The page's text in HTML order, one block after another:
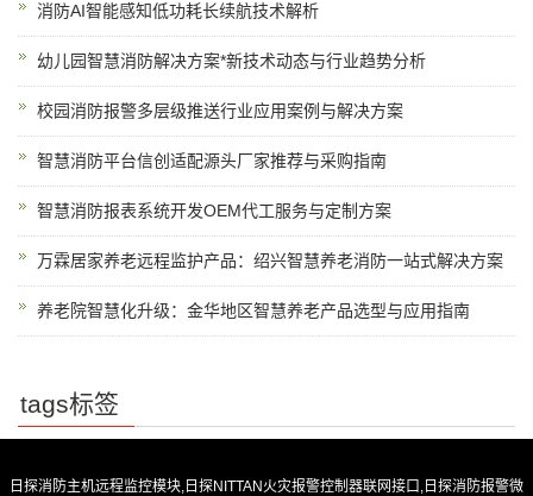
消防AI智能感知低功耗长续航技术解析
幼儿园智慧消防解决方案*新技术动态与行业趋势分析
校园消防报警多层级推送行业应用案例与解决方案
智慧消防平台信创适配源头厂家推荐与采购指南
智慧消防报表系统开发OEM代工服务与定制方案
万霖居家养老远程监护产品：绍兴智慧养老消防一站式解决方案
养老院智慧化升级：金华地区智慧养老产品选型与应用指南
tags标签
日探消防主机远程监控模块,日探NITTAN火灾报警控制器联网接口,日探消防报警微